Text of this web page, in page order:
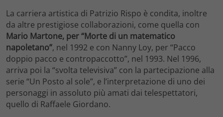
La carriera artistica di Patrizio Rispo è condita, inoltre
da altre prestigiose collaborazioni, come quella con
Mario Martone, per “Morte di un matematico
napoletano”, nel 1992 e con Nanny Loy, per “Pacco
doppio pacco e contropaccotto”, nel 1993. Nel 1996,
arriva poi la “svolta televisiva” con la partecipazione alla
serie “Un Posto al sole”, e l’interpretazione di uno dei
personaggi in assoluto più amati dai telespettatori,
quello di Raffaele Giordano.